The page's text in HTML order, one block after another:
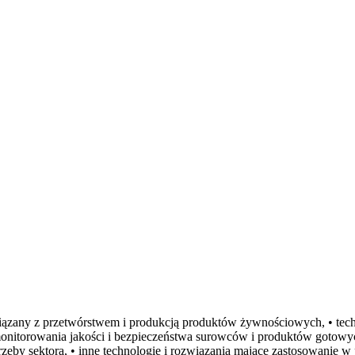
z przetwórstwem i produkcją produktów żywnościowych, •
jakości i bezpieczeństwa surowców i produktów
sektora, • inne technologie i rozwiązania mające zastosowanie